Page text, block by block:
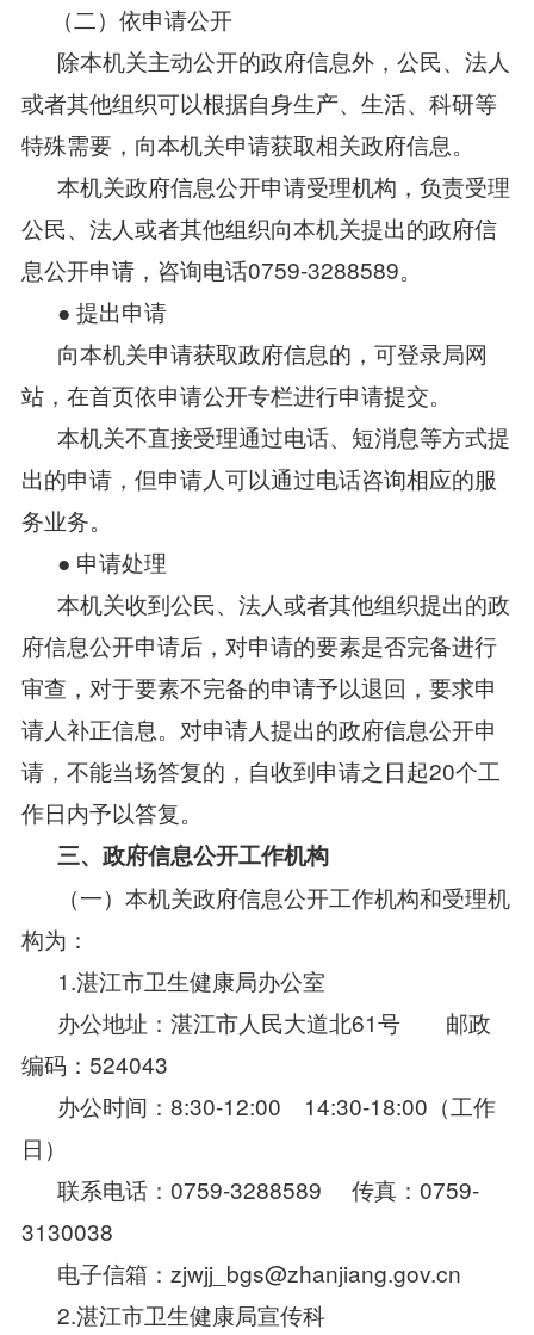
（二）依申请公开
除本机关主动公开的政府信息外，公民、法人
或者其他组织可以根据自身生产、生活、科研等
特殊需要，向本机关申请获取相关政府信息。
本机关政府信息公开申请受理机构，负责受理
公民、法人或者其他组织向本机关提出的政府信
息公开申请，咨询电话0759-3288589。
● 提出申请
向本机关申请获取政府信息的，可登录局网
站，在首页依申请公开专栏进行申请提交。
本机关不直接受理通过电话、短消息等方式提
出的申请，但申请人可以通过电话咨询相应的服
务业务。
● 申请处理
本机关收到公民、法人或者其他组织提出的政
府信息公开申请后，对申请的要素是否完备进行
审查，对于要素不完备的申请予以退回，要求申
请人补正信息。对申请人提出的政府信息公开申
请，不能当场答复的，自收到申请之日起20个工
作日内予以答复。
三、政府信息公开工作机构
（一）本机关政府信息公开工作机构和受理机
构为：
1.湛江市卫生健康局办公室
办公地址：湛江市人民大道北61号 邮政
编码：524043
办公时间：8:30-12:00 14:30-18:00（工作
日）
联系电话：0759-3288589 传真：0759-
3130038
电子信箱：zjwjj_bgs@zhanjiang.gov.cn
2.湛江市卫生健康局宣传科